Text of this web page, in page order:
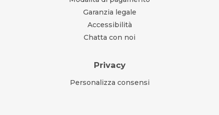
Garanzia legale
Accessibilità
Chatta con noi
Privacy
Personalizza consensi